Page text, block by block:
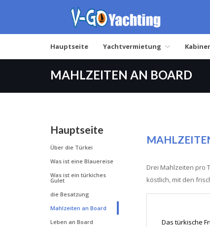
Hauptseite Yachtvermietung
MAHLZEITEN AN BOARD
Hauptseite
Über die Türkei
Was ist eine Blauereise
Was ist ein türkiches
Gulet
die Besatzung
Mahlzeiten an Board
Leben an Board
Drei Mahlzeiten pro
köstlich, mit den
Das türkische